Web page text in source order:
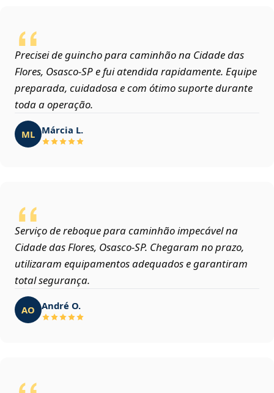
Precisei de guincho para caminhão na Cidade das
Flores, Osasco‑SP e fui atendida rapidamente. Equipe
preparada, cuidadosa e com ótimo suporte durante
toda a operação.
ML Márcia L.
Serviço de reboque para caminhão impecável na
Cidade das Flores, Osasco‑SP. Chegaram no prazo,
utilizaram equipamentos adequados e garantiram
total segurança.
AO André O.